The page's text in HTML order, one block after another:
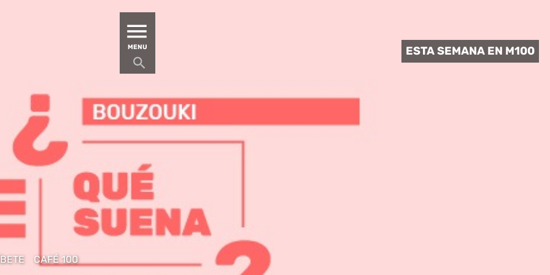
MENU
CAFÉ 100
ESTA SEMANA EN M100